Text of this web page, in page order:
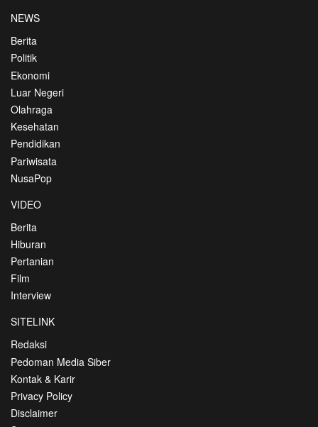
NEWS
Berita
Politik
Ekonomi
Luar Negeri
Olahraga
Kesehatan
Pendidikan
Pariwisata
NusaPop
VIDEO
Berita
Hiburan
Pertanian
Film
Interview
SITELINK
Redaksi
Pedoman Media Siber
Kontak & Karir
Privacy Policy
Disclaimer